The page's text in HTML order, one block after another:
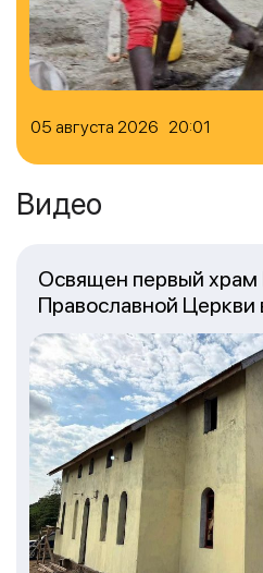
05 августа 2026 20:01
Видео
Освящен первый храм
Православной Церкви